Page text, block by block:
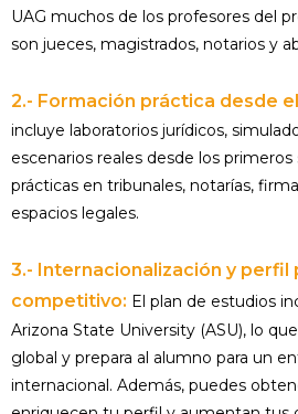
UAG muchos de los profesores del
son jueces, magistrados, notarios y
2.- Formación práctica desde
incluye laboratorios jurídicos,
escenarios reales desde los
prácticas en tribunales, notarías,
espacios legales.
3.- Internacionalización y perfil
competitivo: El plan de estudios
Arizona State University (ASU), lo
global y prepara al alumno para un
internacional. Además, puedes